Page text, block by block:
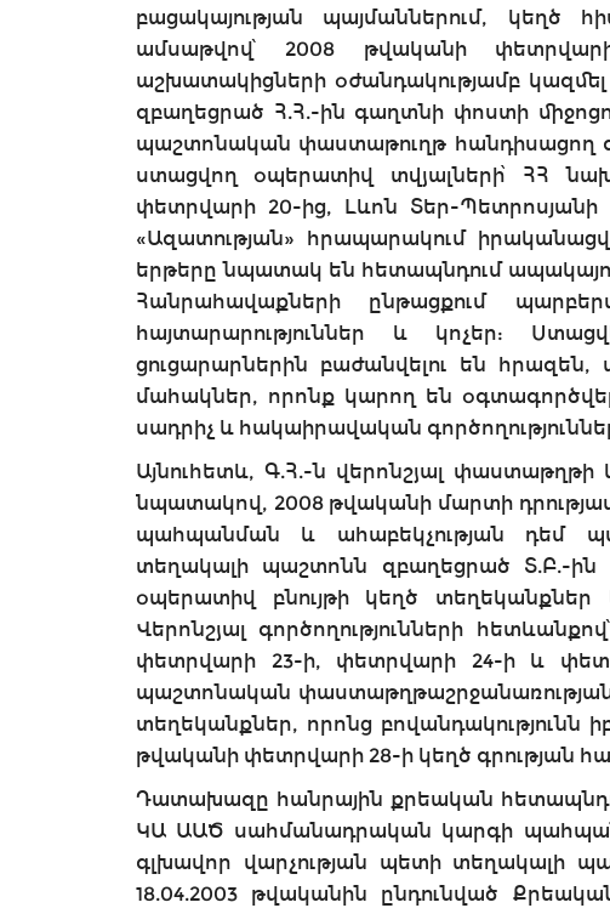
բացակայության պայմաններում, կեղծ
ամսաթվով՝ 2008 թվականի
աշխատակիցների օժանդակությամբ
զբաղեցրած Հ.Հ.-ին գաղտնի փոստի
պաշտոնական փաստաթուղթ հանդիսացող
ստացվող օպերատիվ տվյալների՝ ՀՀ
փետրվարի 20-ից, Լևոն Տեր-
«Ազատության» հրապարակում
երթերը նպատակ են հետապնդում
Հանրահավաքների ընթացքում
հայտարարություններ և կոչեր:
ցուցարարներին բաժանվելու են հրազեն,
մահակներ, որոնք կարող են
սադրիչ և հակաիրավական
Այնուհետև, Գ.Հ.-ն վերոնշյալ փաստաթղթի
նպատակով, 2008 թվականի մարտի
պահպանման և ահաբեկչության դեմ
տեղակալի պաշտոնն զբաղեցրած Տ.Բ.-ին
օպերատիվ բնույթի կեղծ տեղեկանքներ
Վերոնշյալ գործողությունների
փետրվարի 23-ի, փետրվարի 24-ի և
պաշտոնական փաստաթղթաշրջանառության
տեղեկանքներ, որոնց բովանդակությունն
թվականի փետրվարի 28-ի կեղծ գրության
Դատախազը հանրային քրեական
ԿԱ ԱԱԾ սահմանադրական կարգի
գլխավոր վարչության պետի տեղակալի
18.04.2003 թվականին ընդունված